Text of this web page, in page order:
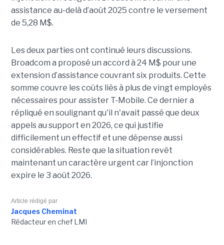
assistance au-delà d’août 2025 contre le versement
de 5,28 M$.
Les deux parties ont continué leurs discussions.
Broadcom a proposé un accord à 24 M$ pour une
extension d’assistance couvrant six produits. Cette
somme couvre les coûts liés à plus de vingt employés
nécessaires pour assister T-Mobile. Ce dernier a
répliqué en soulignant qu'il n'avait passé que deux
appels au support en 2026, ce qui justifie
difficilement un effectif et une dépense aussi
considérables. Reste que la situation revêt
maintenant un caractère urgent car l’injonction
expire le 3 août 2026.
Article rédigé par
Jacques Cheminat
Rédacteur en chef LMI